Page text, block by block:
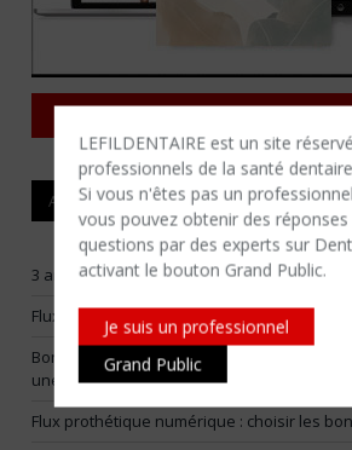
LEFILDENTAIRE est un site
professionnels de la santé
Si vous n'êtes​ pas un
vous pouvez obtenir des réponses
questions par des experts sur
activant le bouton Grand Public.
Je suis un professionnel
Grand Public
Consulter tous les
ARTICLES RÉCENTS
3 arbitrages pour construire un flux
Flux numériques raisonnables : choisir ses
Bone smashing : la Fédération Française
une tendance virale dangereuse
Flux prothétique numérique : choisir les